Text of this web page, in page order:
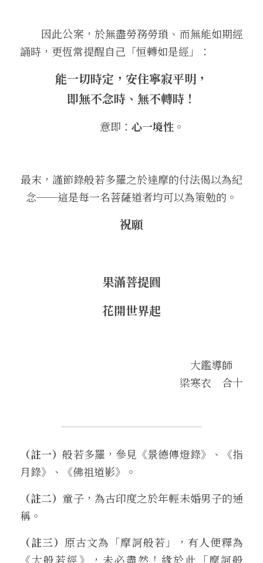
因此公案，於無盡勞務勞瑣、而無能如期經
誦時，更恆常提醒自己「恒轉如是經」：
能一切時定，安住寧寂平明，
即無不念時、無不轉時！
意即： 心一境性 。
最末，謹節錄般若多羅之於達摩的付法偈以為紀
念──這是每一名菩薩道者均可以為策勉的。
祝願
果滿菩提圓
花開世界起
大鑑導師
梁寒衣　合十
（註一）般若多羅，參見《景德傳燈錄》、《指
月錄》、《佛祖道影》。
（註二） 童子，為古印度之於年輕未婚男子的通
稱。
（註三） 原古文為「摩訶般若」，有人便釋為
《大般若經》，未必盡然！緣於此「摩訶般